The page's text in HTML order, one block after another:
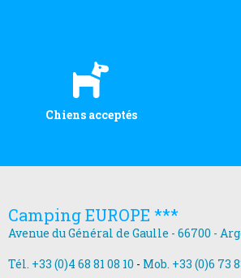
Chiens acceptés
Camping EUROPE ***
Avenue du Général de Gaulle - 66700 -
Tél. +33 (0)4 68 81 08 10 - Mob. +33 (0)6 73